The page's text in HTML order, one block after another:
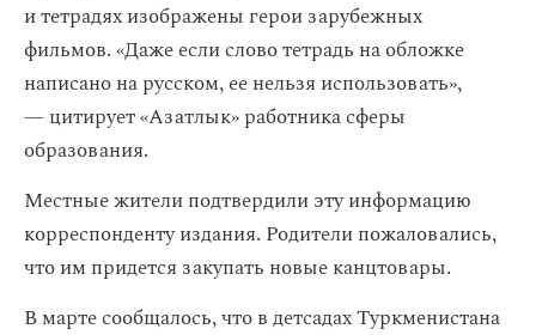
и тетрадях изображены герои зарубежных
фильмов. «Даже если слово тетрадь на обложке
написано на русском, ее нельзя использовать»,
— цитирует «Азатлык» работника сферы
образования.
Местные жители подтвердили эту информацию
корреспонденту издания. Родители пожаловались,
что им придется закупать новые канцтовары.
В марте сообщалось, что в детсадах Туркменистана